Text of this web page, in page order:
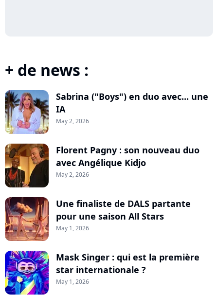
+ de news :
Sabrina ("Boys") en duo avec... une
IA
May 2, 2026
Florent Pagny : son nouveau duo
avec Angélique Kidjo
May 2, 2026
Une finaliste de DALS partante
pour une saison All Stars
May 1, 2026
Mask Singer : qui est la première
star internationale ?
May 1, 2026